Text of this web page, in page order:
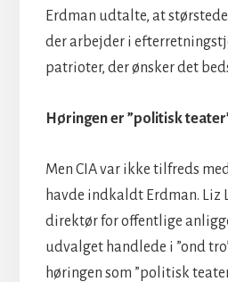
Erdman udtalte, at
der arbejder i
patrioter, der ønsker det
Høringen er ”politisk
Men CIA var ikke tilfreds
havde indkaldt Erdman. Liz
direktør for offentlige
udvalget handlede i ”ond
høringen som ”politisk